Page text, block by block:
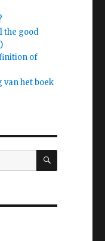
the good
of
van het boek
ZOEKEN